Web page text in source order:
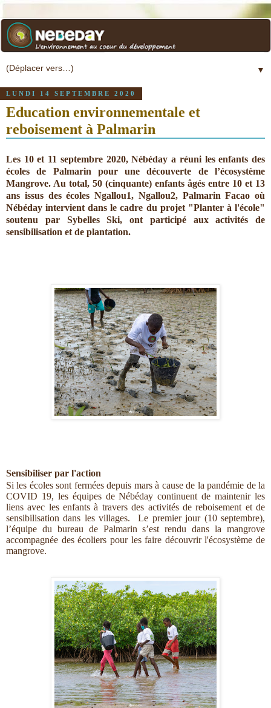
▼
LUNDI 14 SEPTEMBRE 2020
Education environnementale et
reboisement à Palmarin
Les 10 et 11 septembre 2020, Nébéday a réuni les enfants des
écoles de Palmarin pour une découverte de l’écosystème
Mangrove. Au total, 50 (cinquante) enfants âgés entre 10 et 13
ans issus des écoles Ngallou1, Ngallou2, Palmarin Facao où
Nébéday intervient dans le cadre du projet "Planter à l'école"
soutenu par Sybelles Ski, ont participé aux activités de
sensibilisation et de plantation.
Sensibiliser par l'action
Si les écoles sont fermées depuis mars à cause de la pandémie de la
COVID 19, les équipes de Nébéday continuent de maintenir les
liens avec les enfants à travers des activités de reboisement et de
sensibilisation dans les villages. Le premier jour (10 septembre),
l’équipe du bureau de Palmarin s’est rendu dans la mangrove
accompagnée des écoliers pour les faire découvrir l'écosystème de
mangrove.